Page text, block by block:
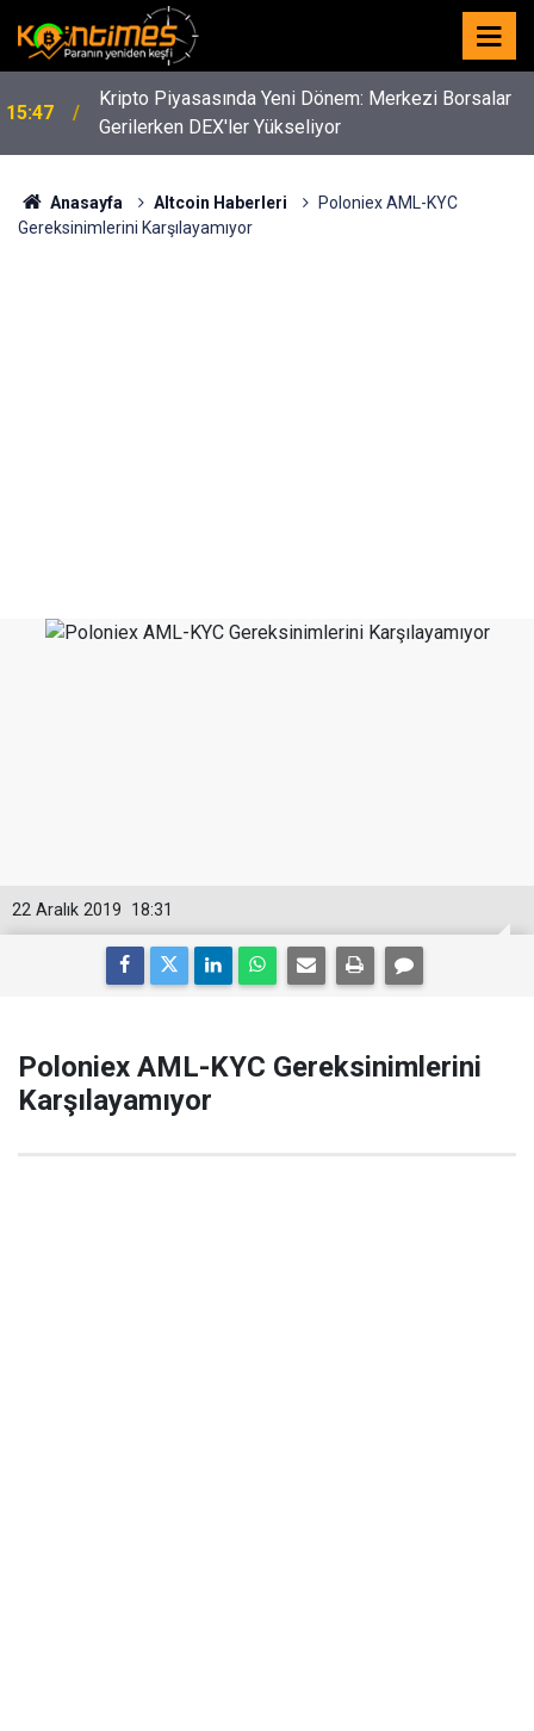
15:47
Kripto Piyasasında Yeni Dönem: Merkezi Borsalar
Gerilerken DEX'ler Yükseliyor
Anasayfa Altcoin Haberleri
Poloniex AML-KYC
Gereksinimlerini Karşılayamıyor
18:31
22 Aralık 2019
Poloniex AML-KYC Gereksinimlerini
Karşılayamıyor